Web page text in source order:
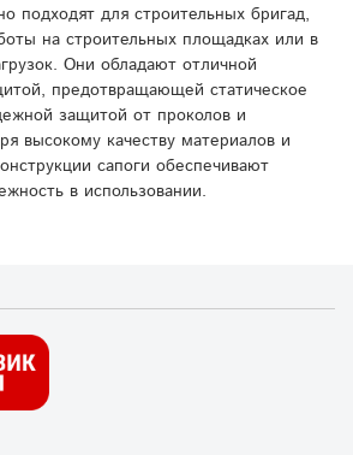
подходят для строительных бригад,
на строительных площадках или в
Они обладают отличной
предотвращающей статическое
защитой от проколов и
высокому качеству материалов и
сапоги обеспечивают
в использовании.